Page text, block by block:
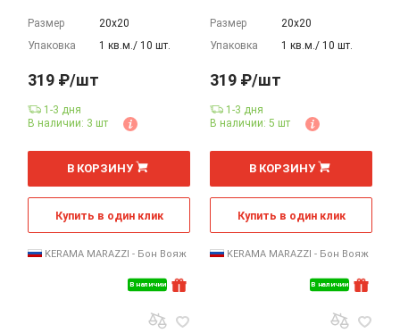
Размер
20х20
Упаковка
1 кв.м./ 10 шт.
В наличии
319 ₽/шт
1-3 дня
В наличии: 3 шт
шт
В КОРЗИНУ
Купить в один клик
KERAMA MARAZZI - Бон Вояж
Размер
20х20
Упаковка
1 кв.м./ 10 шт.
В наличии
319 ₽/шт
1-3 дня
В наличии: 5 шт
шт
В КОРЗИНУ
Купить в один клик
KERAMA MARAZZI - Бон Вояж